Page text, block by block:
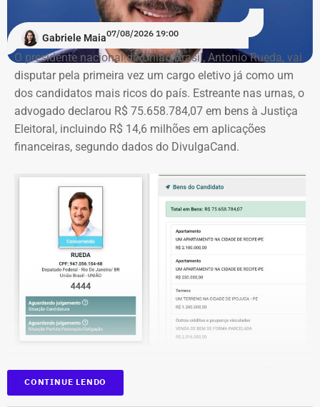
Deputado Fábio Silva em declaração de bens em 2026 — Foto:
Gabriele Maia07/08/2026 19:00
O presidente nacional do União Brasil, Antonio Rueda, vai
disputar pela primeira vez um cargo eletivo já como um
dos candidatos mais ricos do país. Estreante nas urnas, o
advogado declarou R$ 75.658.784,07 em bens à Justiça
Eleitoral, incluindo R$ 14,6 milhões em aplicações
financeiras, segundo dados do DivulgaCand.
Além dos investimentos, a carteira de imóveis de Rueda
se espalha por seis cidades de quatro estados. Na
CONTINUE LENDO